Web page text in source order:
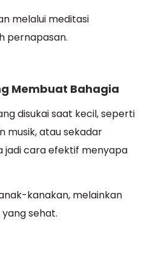
melalui meditasi
pernapasan.
Membuat Bahagia
disukai saat kecil, seperti
musik, atau sekadar
jadi cara efektif menyapa
kanakan, melainkan
sehat.